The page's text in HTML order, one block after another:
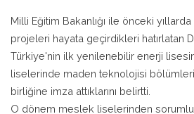
Milli Eğitim Bakanlığı ile önceki
projeleri hayata geçirdikleri hatırlatan
Türkiye'nin ilk yenilenebilir enerji
liselerinde maden teknolojisi
birliğine imza attıklarını belirtti.
O dönem meslek liselerinden sorumlu